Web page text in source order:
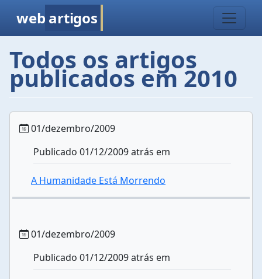
web artigos
Todos os artigos
publicados em 2010
01/dezembro/2009
Publicado 01/12/2009 atrás em
A Humanidade Está Morrendo
01/dezembro/2009
Publicado 01/12/2009 atrás em